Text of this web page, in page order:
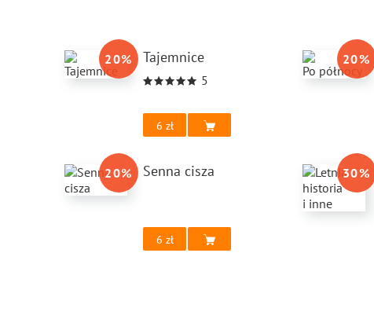
20% Tajemnice
5
6
20%
20% Senna cisza
6
30%